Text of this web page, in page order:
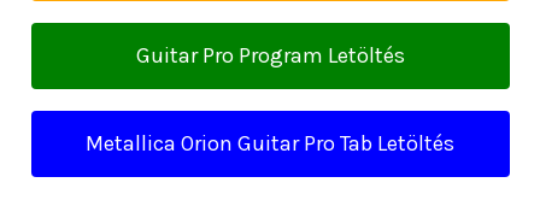
Guitar Pro Program Letöltés
Metallica Orion Guitar Pro Tab Letöltés